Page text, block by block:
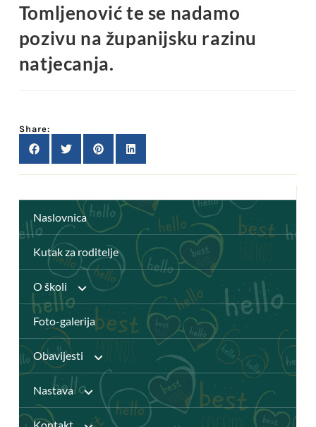
Naslovnica
Kutak za roditelje
O školi
Anž Frankopan
Knjižnica
Katalog Knjižnice
Foto-galerija
Obavijesti
Javni pozivi
Nastava
Tomljenović te se nadamo
pozivu na županijsku razinu
natjecanja.
Share: